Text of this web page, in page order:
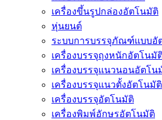
เครื่องขึ้นรูปกล่องอัตโนมัติ
หุ่นยนต์
ระบบการบรรจุภัณฑ์แบบอั
เครื่องบรรจุถุงหนักอัตโนมั
เครื่องบรรจุแนวนอนอัตโน
เครื่องบรรจุแนวตั้งอัตโนมัติ
เครื่องบรรจุอัตโนมัติ
เครื่องพิมพ์อักษรอัตโนมัติ